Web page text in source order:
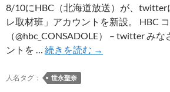
年
記
念
「コ
サ
8/10にHBC（北海道放送）が、twitter
レ取材班」アカウントを新設。 HBC
（@hbc_CONSADOLE） – twitter み
ントを … 続きを読む HBC（北
→
人名タグ： 世永聖奈